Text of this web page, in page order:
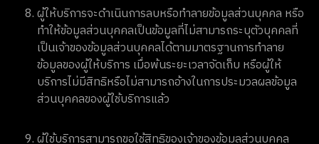
ผู้ให้บริการจะดำเนินการลบหรือทำลายข้อมูลส่วนบุคคล หรือ
ทำให้ข้อมูลส่วนบุคคลเป็นข้อมูลที่ไม่สามารถระบุตัวบุคคลที่
เป็นเจ้าของข้อมูลส่วนบุคคลได้ตามมาตรฐานการทำลาย
ข้อมูลของผู้ให้บริการ เมื่อพ้นระยะเวลาจัดเก็บ หรือผู้ให้
บริการไม่มีสิทธิหรือไม่สามารถอ้างในการประมวลผลข้อมูล
ส่วนบุคคลของผู้ใช้บริการแล้ว
ผู้ใช้บริการสามารถขอใช้สิทธิของเจ้าของข้อมูลส่วนบุคคล